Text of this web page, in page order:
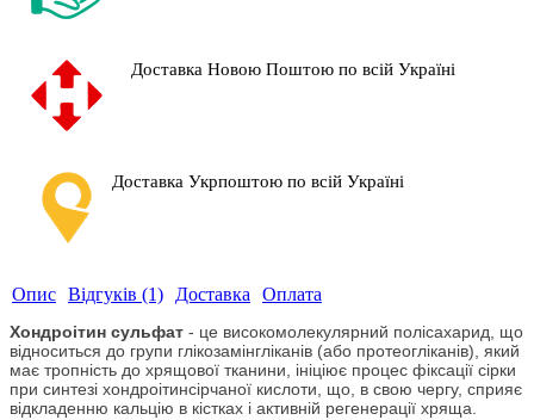
Доставка Новою Поштою по всій Україні
Доставка Укрпоштою по всій Україні
Опис Відгуків (1) Доставка Оплата
Хондроітин сульфат - це високомолекулярний полісахарид, що
відноситься до групи глікозамінгліканів (або протеогліканів), який
має тропність до хрящової тканини, ініціює процес фіксації сірки
при синтезі хондроітинсірчаної кислоти, що, в свою чергу, сприяє
відкладенню кальцію в кістках і активній регенерації хряща.